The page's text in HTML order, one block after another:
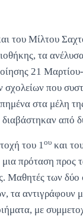
του Μίλτου
τα
21 Μαρτίου-
σχολείων που
στα μέλη
από
του 1ου και
πρόταση προς
των δύο
τα αντιγράφουν
με